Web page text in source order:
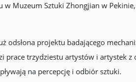
w Muzeum Sztuki Zhongjian w
odsłona projektu badającego
prace trzydziestu artystów i artystek
na percepcję i odbiór sztuki.